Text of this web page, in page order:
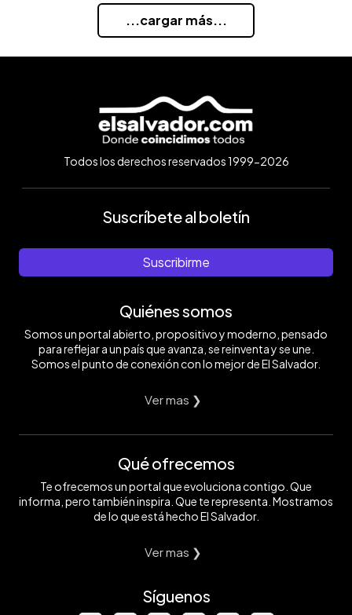
...cargar más...
Todos los derechos reservados 1999-2026
Suscríbete al boletín
Suscribirme
Quiénes somos
Somos un portal abierto, propositivo y moderno, pensado
para reflejar a un país que avanza, se reinventa y se une.
Somos el punto de conexión con lo mejor de El Salvador.
Ver mas ❯
Qué ofrecemos
Te ofrecemos un portal que evoluciona contigo. Que
informa, pero también inspira. Que te representa. Mostramos
de lo que está hecho El Salvador.
Ver mas ❯
Síguenos